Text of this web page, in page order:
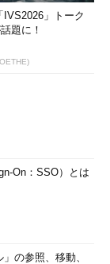
IVS2026」トーク
題に！
On：SSO）とは
の参照、移動、